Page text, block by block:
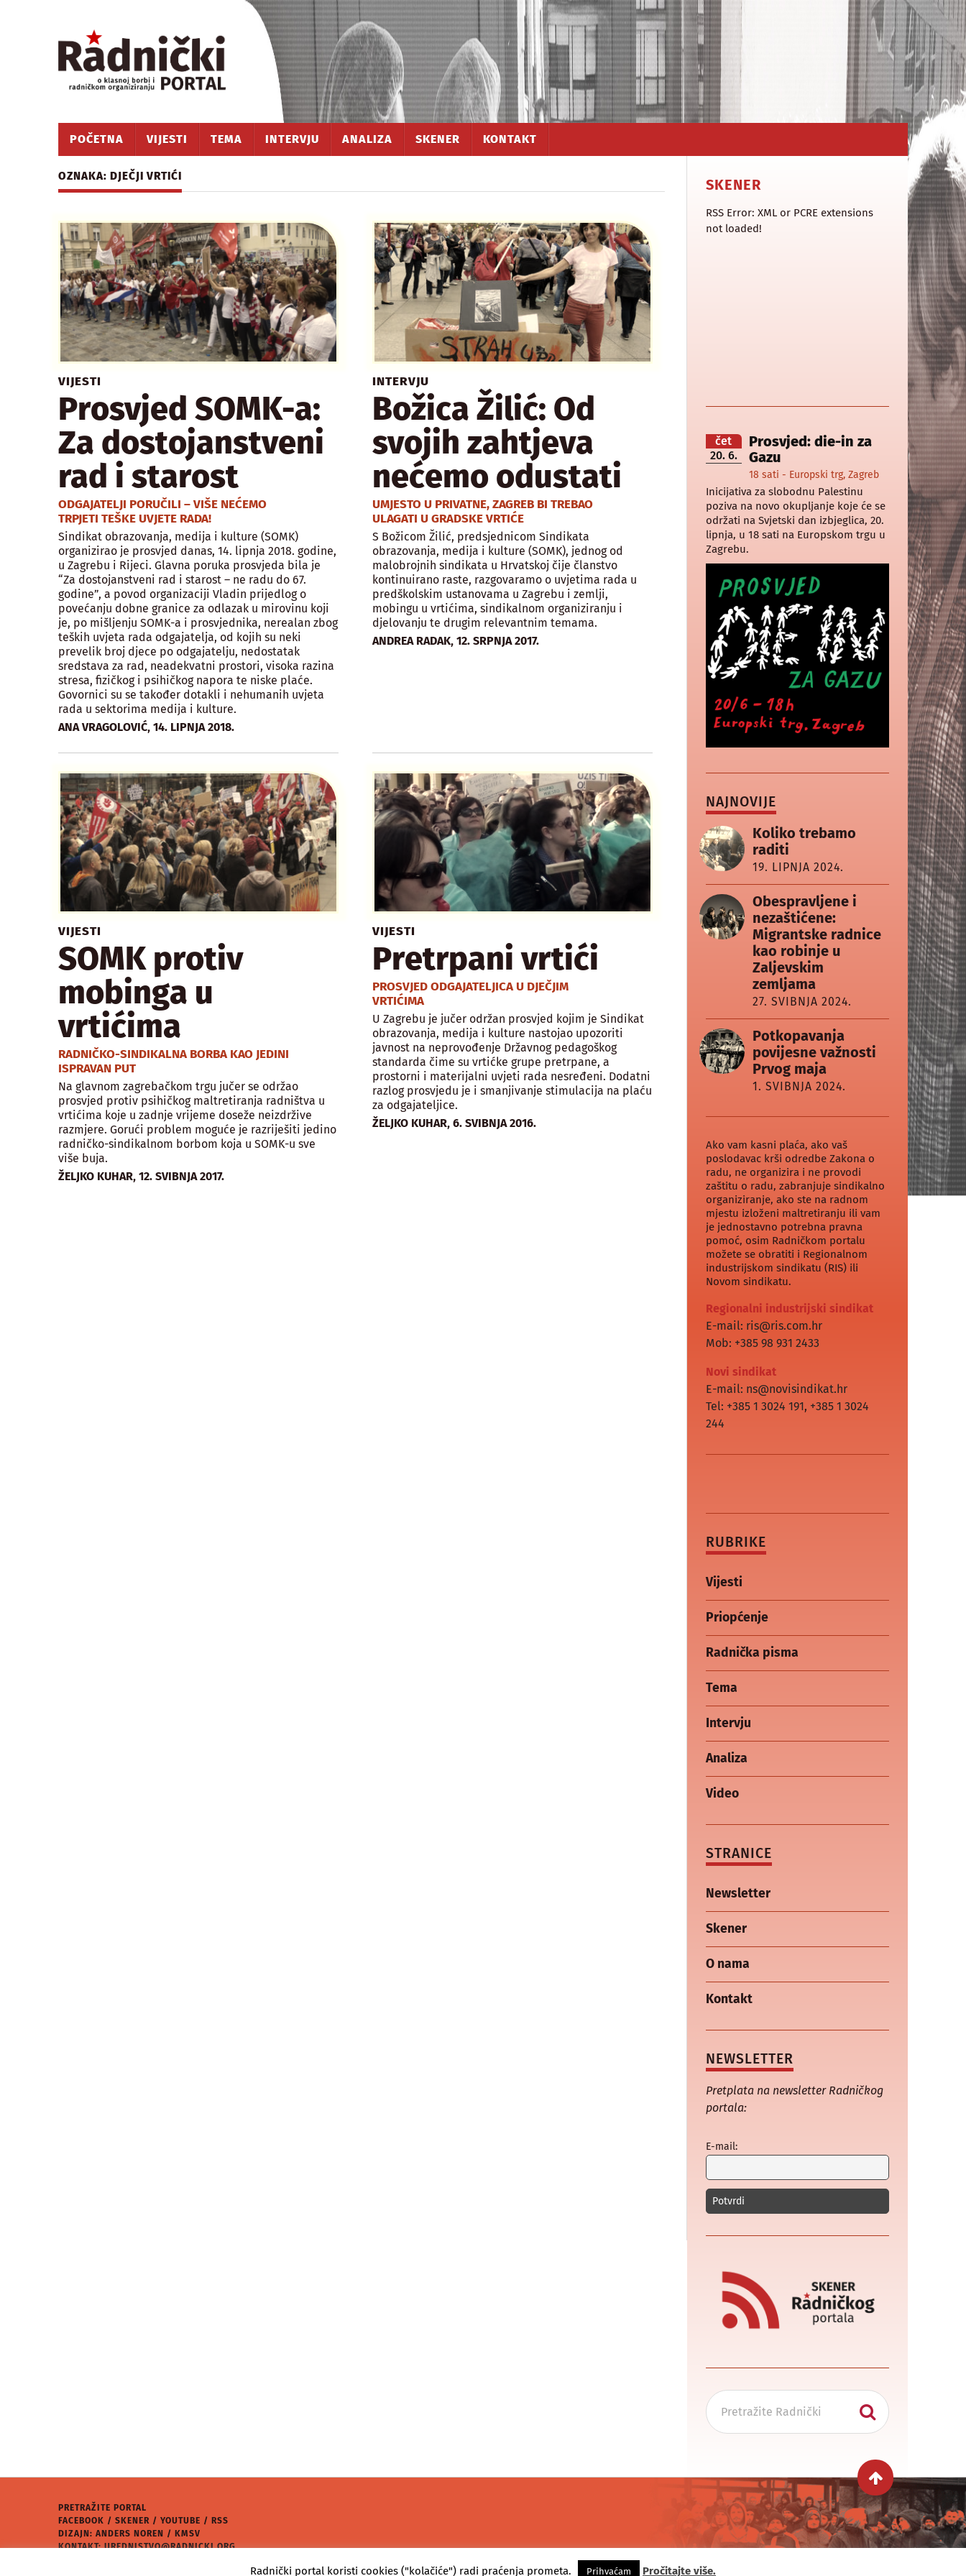
POČETNA VIJESTI TEMA INTERVJU ANALIZA SKENER KONTAKT
OZNAKA: DJEČJI VRTIĆI
VIJESTI
Prosvjed SOMK-a:
Za dostojanstveni
rad i starost
ODGAJATELJI PORUČILI – VIŠE NEĆEMO
TRPJETI TEŠKE UVJETE RADA!
Sindikat obrazovanja, medija i kulture (SOMK)
organizirao je prosvjed danas, 14. lipnja 2018. godine,
u Zagrebu i Rijeci. Glavna poruka prosvjeda bila je
“Za dostojanstveni rad i starost – ne radu do 67.
godine”, a povod organizaciji Vladin prijedlog o
povećanju dobne granice za odlazak u mirovinu koji
je, po mišljenju SOMK-a i prosvjednika, nerealan zbog
teških uvjeta rada odgajatelja, od kojih su neki
prevelik broj djece po odgajatelju, nedostatak
sredstava za rad, neadekvatni prostori, visoka razina
stresa, fizičkog i psihičkog napora te niske plaće.
Govornici su se također dotakli i nehumanih uvjeta
rada u sektorima medija i kulture.
ANA VRAGOLOVIĆ, 14. LIPNJA 2018.
INTERVJU
Božica Žilić: Od
svojih zahtjeva
nećemo odustati
UMJESTO U PRIVATNE, ZAGREB BI TREBAO
ULAGATI U GRADSKE VRTIĆE
S Božicom Žilić, predsjednicom Sindikata
obrazovanja, medija i kulture (SOMK), jednog od
malobrojnih sindikata u Hrvatskoj čije članstvo
kontinuirano raste, razgovaramo o uvjetima rada u
predškolskim ustanovama u Zagrebu i zemlji,
mobingu u vrtićima, sindikalnom organiziranju i
djelovanju te drugim relevantnim temama.
ANDREA RADAK,12. SRPNJA 2017.
VIJESTI
SOMK protiv
mobinga u
vrtićima
RADNIČKO-SINDIKALNA BORBA KAO JEDINI
ISPRAVAN PUT
Na glavnom zagrebačkom trgu jučer se održao
prosvjed protiv psihičkog maltretiranja radništva u
vrtićima koje u zadnje vrijeme doseže neizdržive
razmjere. Gorući problem moguće je razriješiti jedino
radničko-sindikalnom borbom koja u SOMK-u sve
više buja.
ŽELJKO KUHAR, 12. SVIBNJA 2017.
VIJESTI
Pretrpani vrtići
PROSVJED ODGAJATELJICA U DJEČJIM
VRTIĆIMA
U Zagrebu je jučer održan prosvjed kojim je Sindikat
obrazovanja, medija i kulture nastojao upozoriti
javnost na neprovođenje Državnog pedagoškog
standarda čime su vrtićke grupe pretrpane, a
prostorni i materijalni uvjeti rada nesređeni. Dodatni
razlog prosvjedu je i smanjivanje stimulacija na plaću
za odgajateljice.
ŽELJKO KUHAR,6. SVIBNJA 2016.
SKENER
RSS Error: XML or PCRE extensions
not loaded!
čet
20. 6.
Prosvjed: die-in za
Gazu
18 sati - Europski trg, Zagreb
Inicijativa za slobodnu Palestinu
poziva na novo okupljanje koje će se
održati na Svjetski dan izbjeglica, 20.
lipnja, u 18 sati na Europskom trgu u
Zagrebu.
NAJNOVIJE
Koliko trebamo
raditi
19. LIPNJA 2024.
Obespravljene i
nezaštićene:
Migrantske radnice
kao robinje u
Zaljevskim
zemljama
27. SVIBNJA 2024.
Potkopavanja
povijesne važnosti
Prvog maja
1. SVIBNJA 2024.
Ako vam kasni plaća, ako vaš
poslodavac krši odredbe Zakona o
radu, ne organizira i ne provodi
zaštitu o radu, zabranjuje sindikalno
organiziranje, ako ste na radnom
mjestu izloženi maltretiranju ili vam
je jednostavno potrebna pravna
pomoć, osim Radničkom portalu
možete se obratiti i Regionalnom
industrijskom sindikatu (RIS) ili
Novom sindikatu.
Regionalni industrijski sindikat
E-mail: ris@ris.com.hr
Mob: +385 98 931 2433
Novi sindikat
E-mail: ns@novisindikat.hr
Tel: +385 1 3024 191, +385 1 3024
244
RUBRIKE
Vijesti
Priopćenje
Radnička pisma
Tema
Intervju
Analiza
Video
STRANICE
Newsletter
Skener
O nama
Kontakt
NEWSLETTER
Pretplata na newsletter Radničkog
portala:
E-mail:
PRETRAŽITE PORTAL
FACEBOOK / SKENER/ YOUTUBE / RSS
DIZAJN: ANDERS NOREN / KMSV
KONTAKT:UREDNISTVO@RADNICKI.ORG
Radnički portal koristi cookies ("kolačiće") radi praćenja prometa. Prihvaćam Pročitajte više.